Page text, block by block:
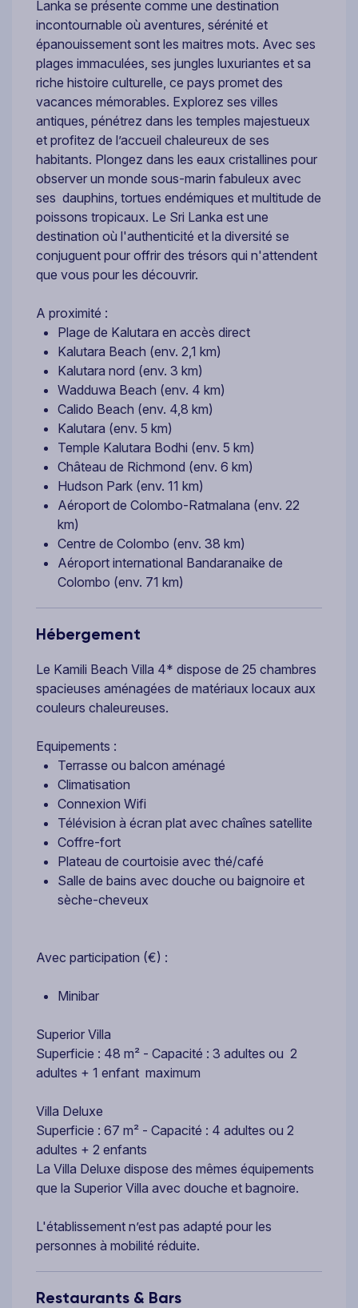
Lanka se présente comme une destination
incontournable où aventures, sérénité et
épanouissement sont les maitres mots. Avec ses
plages immaculées, ses jungles luxuriantes et sa
riche histoire culturelle, ce pays promet des
vacances mémorables. Explorez ses villes
antiques, pénétrez dans les temples majestueux
et profitez de l’accueil chaleureux de ses
habitants. Plongez dans les eaux cristallines pour
observer un monde sous-marin fabuleux avec
ses dauphins, tortues endémiques et multitude de
poissons tropicaux. Le Sri Lanka est une
destination où l'authenticité et la diversité se
conjuguent pour offrir des trésors qui n'attendent
que vous pour les découvrir.
A proximité :
Plage de Kalutara en accès direct
Kalutara Beach (env. 2,1 km)
Kalutara nord (env. 3 km)
Wadduwa Beach (env. 4 km)
Calido Beach (env. 4,8 km)
Kalutara (env. 5 km)
Temple Kalutara Bodhi (env. 5 km)
Château de Richmond (env. 6 km)
Hudson Park (env. 11 km)
Aéroport de Colombo-Ratmalana (env. 22
km)
Centre de Colombo (env. 38 km)
Aéroport international Bandaranaike de
Colombo (env. 71 km)
Hébergement
Le Kamili Beach Villa 4* dispose de 25 chambres
spacieuses aménagées de matériaux locaux aux
couleurs chaleureuses.
Equipements :
Terrasse ou balcon aménagé
Climatisation
Connexion Wifi
Télévision à écran plat avec chaînes satellite
Coffre-fort
Plateau de courtoisie avec thé/café
Salle de bains avec douche ou baignoire et
sèche-cheveux
Avec participation (€) :
Minibar
Superior Villa
Superficie : 48 m² - Capacité : 3 adultes ou 2
adultes + 1 enfant maximum
Villa Deluxe
Superficie : 67 m² - Capacité : 4 adultes ou 2
adultes + 2 enfants
La Villa Deluxe dispose des mêmes équipements
que la Superior Villa avec douche et bagnoire.
L'établissement n’est pas adapté pour les
personnes à mobilité réduite.
Restaurants & Bars